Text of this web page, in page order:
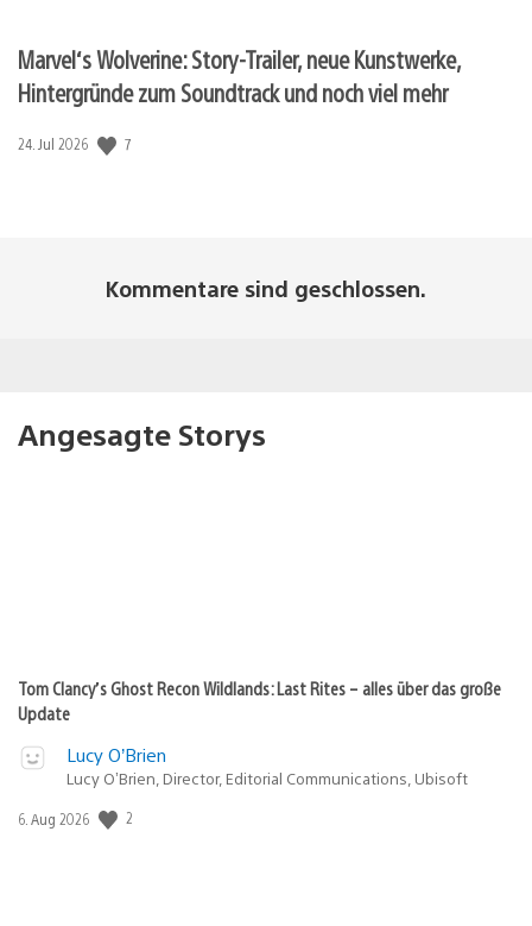
Marvel‘s Wolverine: Story-Trailer, neue Kunstwerke,
Hintergründe zum Soundtrack und noch viel mehr
Veröffentlichungsdatum:
24. Jul 2026 7
Kommentare sind geschlossen.
Angesagte Storys
Tom Clancy’s Ghost Recon Wildlands: Last Rites – alles über das große
Update
Lucy O’Brien
Lucy O’Brien, Director, Editorial Communications, Ubisoft
Veröffentlichungsdatum:
6. Aug 2026 2